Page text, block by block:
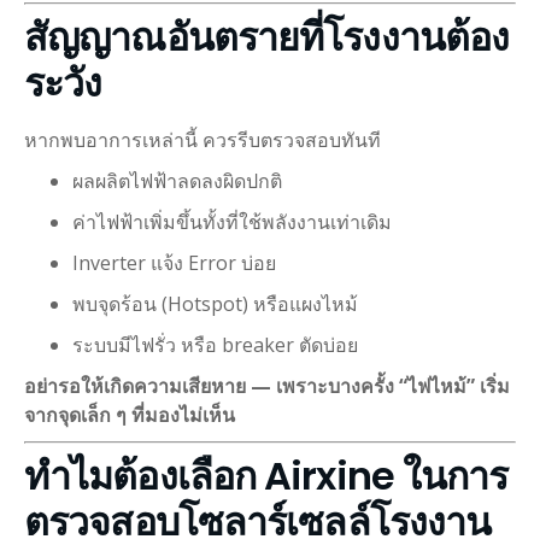
สัญญาณอันตรายที่โรงงานต้อง
ระวัง
หากพบอาการเหล่านี้ ควรรีบตรวจสอบทันที
ผลผลิตไฟฟ้าลดลงผิดปกติ
ค่าไฟฟ้าเพิ่มขึ้นทั้งที่ใช้พลังงานเท่าเดิม
Inverter แจ้ง Error บ่อย
พบจุดร้อน (Hotspot) หรือแผงไหม้
ระบบมีไฟรั่ว หรือ breaker ตัดบ่อย
อย่ารอให้เกิดความเสียหาย — เพราะบางครั้ง “ไฟไหม้” เริ่ม
จากจุดเล็ก ๆ ที่มองไม่เห็น
ทำไมต้องเลือก Airxine ในการ
ตรวจสอบโซลาร์เซลล์โรงงาน